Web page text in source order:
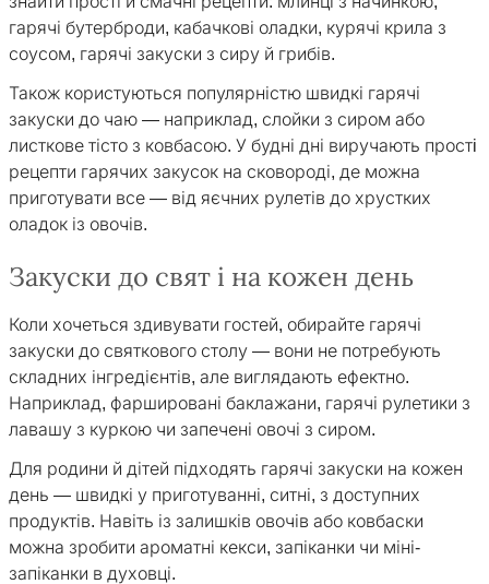
гарячі бутерброди, кабачкові оладки, курячі крила з
соусом, гарячі закуски з сиру й грибів.
Також користуються популярністю швидкі гарячі
закуски до чаю — наприклад, слойки з сиром або
листкове тісто з ковбасою. У будні дні виручають простi
рецепти гарячих закусок на сковороді, де можна
приготувати все — від яєчних рулетів до хрустких
оладок із овочів.
Закуски до свят і на кожен день
Коли хочеться здивувати гостей, обирайте гарячі
закуски до святкового столу — вони не потребують
складних інгредієнтів, але виглядають ефектно.
Наприклад, фаршировані баклажани, гарячі рулетики з
лавашу з куркою чи запечені овочі з сиром.
Для родини й дітей підходять гарячі закуски на кожен
день — швидкі у приготуванні, ситні, з доступних
продуктів. Навіть із залишків овочів або ковбаски
можна зробити ароматні кекси, запіканки чи міні-
запіканки в духовці.